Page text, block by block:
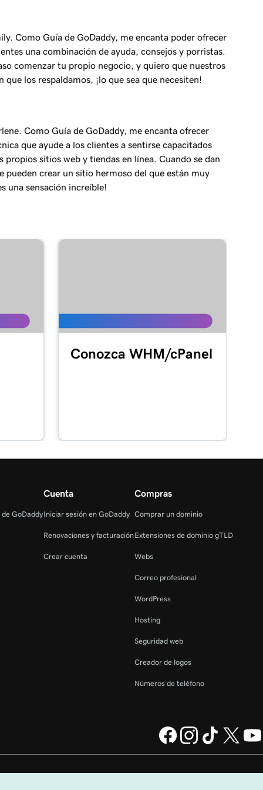
Como Guía de GoDaddy, me encanta poder ofrecer
una combinación de ayuda, consejos y porristas.
comenzar tu propio negocio, y quiero que nuestros
que los respaldamos, ¡lo que sea que necesiten!
Como Guía de GoDaddy, me encanta ofrecer
que ayude a los clientes a sentirse capacitados
propios sitios web y tiendas en línea. Cuando se dan
pueden crear un sitio hermoso del que están muy
una sensación increíble!
Conozca WHM/cPanel
GoDaddy
Cuenta
Iniciar sesión en GoDaddy
Renovaciones y facturación
Crear cuenta
Compras
Comprar un dominio
Extensiones de dominio gTLD
Webs
Correo profesional
WordPress
Hosting
Seguridad web
Creador de logos
Números de teléfono